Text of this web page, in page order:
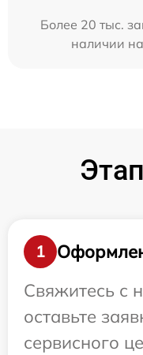
Более 20 тыс.
наличии
1
Свяжитесь с
оставьте
сервисного